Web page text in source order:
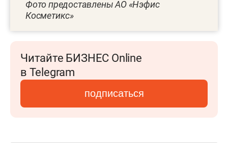
Фото предоставлены АО «Нэфис
Косметикс»
Читайте БИЗНЕС Online
в Telegram
подписаться